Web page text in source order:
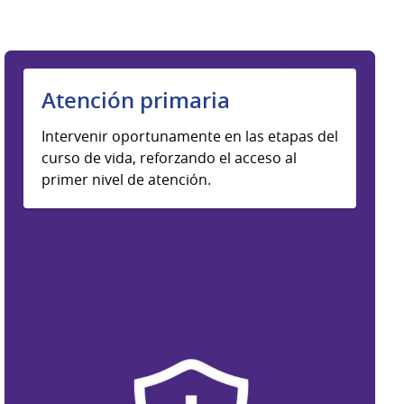
Atención primaria
Intervenir oportunamente en las etapas del
curso de vida, reforzando el acceso al
primer nivel de atención.